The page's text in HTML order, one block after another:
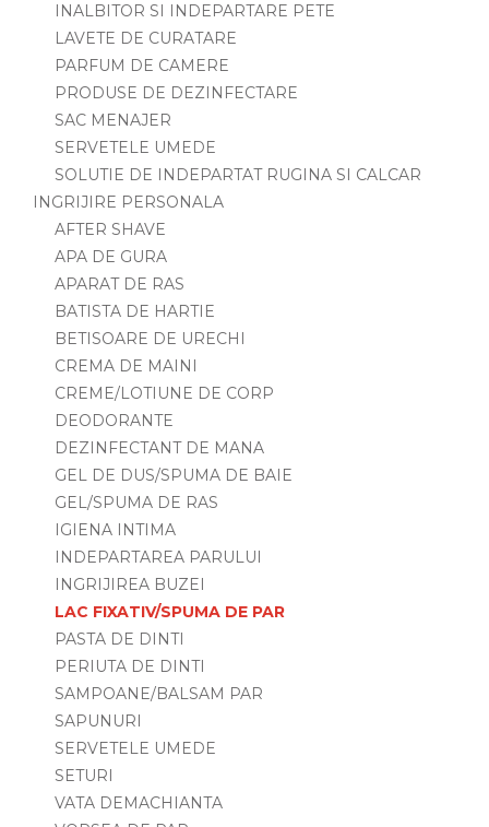
INALBITOR SI INDEPARTARE PETE
LAVETE DE CURATARE
PARFUM DE CAMERE
PRODUSE DE DEZINFECTARE
SAC MENAJER
SERVETELE UMEDE
SOLUTIE DE INDEPARTAT RUGINA SI CALCAR
INGRIJIRE PERSONALA
AFTER SHAVE
APA DE GURA
APARAT DE RAS
BATISTA DE HARTIE
BETISOARE DE URECHI
CREMA DE MAINI
CREME/LOTIUNE DE CORP
DEODORANTE
DEZINFECTANT DE MANA
GEL DE DUS/SPUMA DE BAIE
GEL/SPUMA DE RAS
IGIENA INTIMA
INDEPARTAREA PARULUI
INGRIJIREA BUZEI
LAC FIXATIV/SPUMA DE PAR
PASTA DE DINTI
PERIUTA DE DINTI
SAMPOANE/BALSAM PAR
SAPUNURI
SERVETELE UMEDE
SETURI
VATA DEMACHIANTA